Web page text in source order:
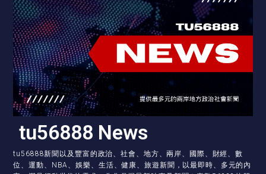
tu56888 News
tu56888新聞以及豐富的政治、社會、地方、兩岸、國際、財經、數
位、運動、NBA、娛樂、生活、健康、旅遊新聞，以最即時、多元的內